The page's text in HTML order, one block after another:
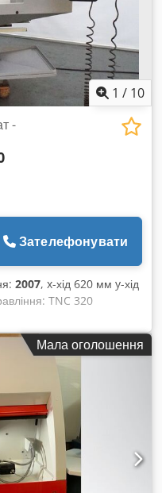
жалюзі, ролет і
Модель: A550 Довжина:
Довжина матеріалу:
— 40 кг Csdjf Ekn Dspfx
Optimiser
АВСТРАЛІЇ. 1 / 10
-
Зателефонувати
2007, x-хід 620 мм y-хід
TNC 320
40 Швидкість обертання
столу: 800 x 400 мм
подача: 0 -
приводу: 6,0
напруга: 400 В
машини: прибл. 2,1 т
м Chodpfeyq Sv Dsx
Включення системи
програми: 6 653 год -
ручний
шпиндель - Система
Мала оголошення